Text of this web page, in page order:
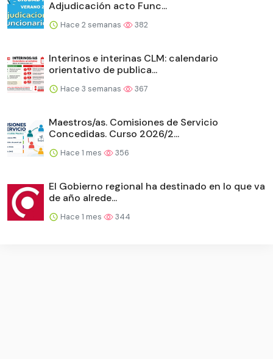
Adjudicación acto Func...
Hace 2 semanas 382
Interinos e interinas CLM: calendario
orientativo de publica...
Hace 3 semanas 367
Maestros/as. Comisiones de Servicio
Concedidas. Curso 2026/2...
Hace 1 mes 356
El Gobierno regional ha destinado en lo que va
de año alrede...
Hace 1 mes 344